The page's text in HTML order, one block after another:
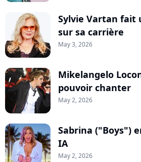
Sylvie Vartan fait
sur sa carrière
May 3, 2026
Mikelangelo
pouvoir chanter
May 2, 2026
Sabrina ("Boys")
IA
May 2, 2026